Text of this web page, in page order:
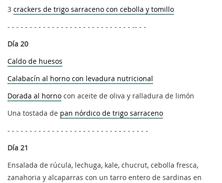
3 crackers de trigo sarraceno con cebolla y tomillo
- - - - - - - - - - - - - - - - - - - - - - - - - - - - -- - -
Día 20
Caldo de huesos
Calabacín al horno con levadura nutricional
Dorada al horno con aceite de oliva y ralladura de limón
Una tostada de pan nórdico de trigo sarraceno
- - - - - - - - - - - - - - - - - - - - - - - - - - - - - - - -
Día 21
Ensalada de rúcula, lechuga, kale, chucrut, cebolla fresca,
zanahoria y alcaparras con un tarro entero de sardinas en